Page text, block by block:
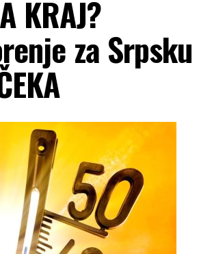
KRAJ?
za Srpsku